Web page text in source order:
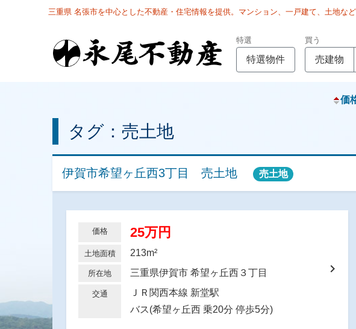
三重県 名張市を中心とした不動産・住宅情報を提供。マンション、一戸建て、土地な
特選
特選物件
買う
売建物
価
タグ：売土地
伊賀市希望ヶ丘西3丁目 売土地 売土地
chevron_right
価格 25万円
土地面積 213m²
所在地 三重県伊賀市 希望ヶ丘西３丁目
交通
ＪＲ関西本線 新堂駅
バス(希望ヶ丘西 乗20分 停歩5分)